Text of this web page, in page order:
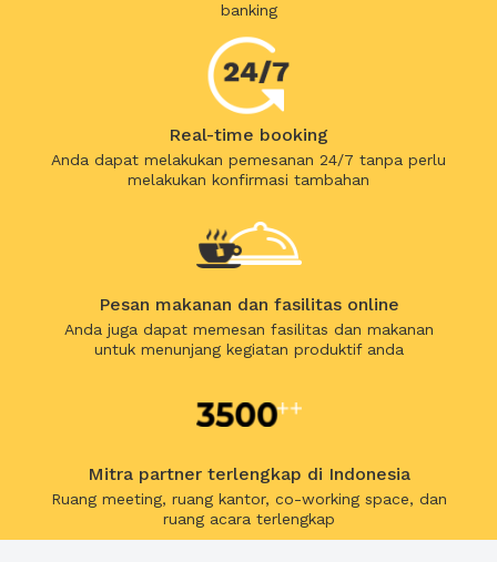
banking
Real-time booking
Anda dapat melakukan pemesanan 24/7 tanpa perlu
melakukan konfirmasi tambahan
Pesan makanan dan fasilitas online
Anda juga dapat memesan fasilitas dan makanan
untuk menunjang kegiatan produktif anda
Mitra partner terlengkap di Indonesia
Ruang meeting, ruang kantor, co-working space, dan
ruang acara terlengkap